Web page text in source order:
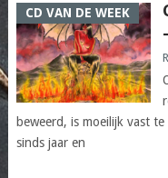
CD VAN DE WEEK
beweerd, is moeilijk vast
sinds jaar en